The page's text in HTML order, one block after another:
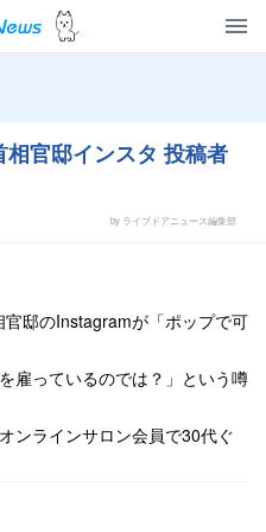
官邸インスタ 投稿者
by ライブドアニュース編集部
邸のInstagramが「ポップで可
雇っているのでは？」という噂
ンラインサロン会員で30代ぐ